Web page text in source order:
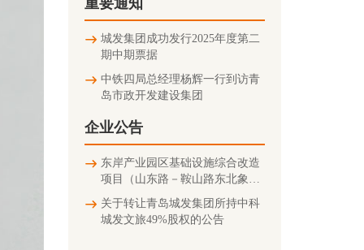
重要通知
城发集团成功发行2025年度第二
期中期票据
中铁四局总经理杨辉一行到访青
岛市政开发建设集团
企业公告
东岸产业园区基础设施综合改造
项目（山东路－鞍山路东北象限
连接匝道及地下停车场）竣工环
境保护验收公示信息
关于转让青岛城发集团所持中科
城发文旅49%股权的公告